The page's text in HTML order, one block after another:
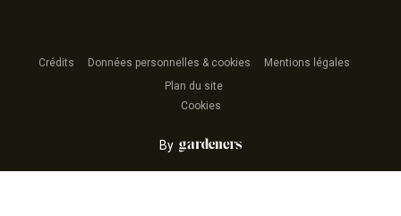
Crédits Données personnelles & cookies
Mentions légales
Plan du site
Cookies
By